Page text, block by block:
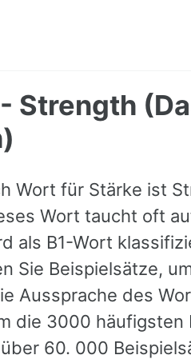
Strength
Wort für Stärke ist
Wort taucht oft
als B1-Wort
Sie Beispielsätze,
Aussprache des
die 3000 häufigsten
60. 000